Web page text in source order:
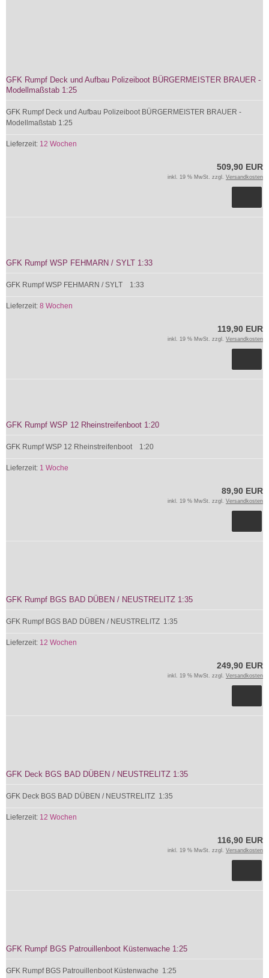
GFK Rumpf Deck und Aufbau Polizeiboot BÜRGERMEISTER BRAUER -
Modellmaßstab 1:25
GFK Rumpf Deck und Aufbau Polizeiboot BÜRGERMEISTER BRAUER -
Modellmaßstab 1:25
Lieferzeit: 12 Wochen
509,90 EUR
inkl. 19 % MwSt. zzgl. Versandkosten
GFK Rumpf WSP FEHMARN / SYLT 1:33
GFK Rumpf WSP FEHMARN / SYLT 1:33
Lieferzeit: 8 Wochen
119,90 EUR
inkl. 19 % MwSt. zzgl. Versandkosten
GFK Rumpf WSP 12 Rheinstreifenboot 1:20
GFK Rumpf WSP 12 Rheinstreifenboot 1:20
Lieferzeit: 1 Woche
89,90 EUR
inkl. 19 % MwSt. zzgl. Versandkosten
GFK Rumpf BGS BAD DÜBEN / NEUSTRELITZ 1:35
GFK Rumpf BGS BAD DÜBEN / NEUSTRELITZ 1:35
Lieferzeit: 12 Wochen
249,90 EUR
inkl. 19 % MwSt. zzgl. Versandkosten
GFK Deck BGS BAD DÜBEN / NEUSTRELITZ 1:35
GFK Deck BGS BAD DÜBEN / NEUSTRELITZ 1:35
Lieferzeit: 12 Wochen
116,90 EUR
inkl. 19 % MwSt. zzgl. Versandkosten
GFK Rumpf BGS Patrouillenboot Küstenwache 1:25
GFK Rumpf BGS Patrouillenboot Küstenwache 1:25